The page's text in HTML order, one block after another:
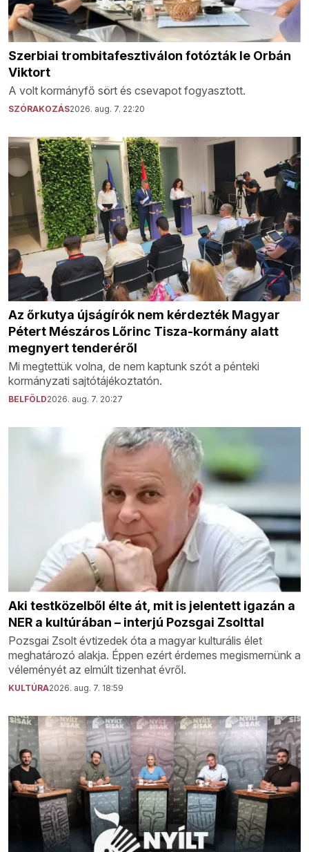
Szerbiai trombitafesztiválon fotózták le Orbán
Viktort
A volt kormányfő sört és csevapot fogyasztott.
SZÓRAKOZÁS2026. aug. 7. 22:20
Az őrkutya újságírók nem kérdezték Magyar
Pétert Mészáros Lőrinc Tisza-kormány alatt
megnyert tenderéről
Mi megtettük volna, de nem kaptunk szót a pénteki
kormányzati sajtótájékoztatón.
BELFÖLD2026. aug. 7. 20:27
Aki testközelből élte át, mit is jelentett igazán a
NER a kultúrában – interjú Pozsgai Zsolttal
Pozsgai Zsolt évtizedek óta a magyar kulturális élet
meghatározó alakja. Éppen ezért érdemes megismernünk a
véleményét az elmúlt tizenhat évről.
KULTÚRA2026. aug. 7. 18:59